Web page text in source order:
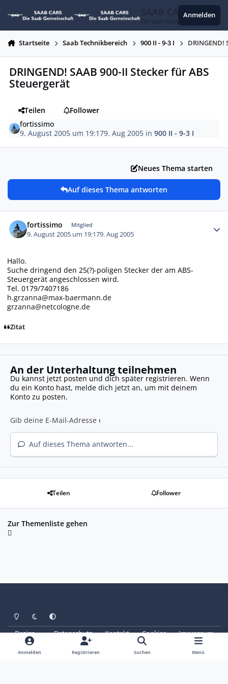
SAAB CARS
Die Saab Gemeinschaft
Anmelden
Startseite Saab Technikbereich 900 II - 9-3 I DRINGEND!
DRINGEND! SAAB 900-II Stecker für ABS
Steuergerät
Teilen
Follower
fortissimo
9. August 2005 um 19:179. Aug 2005 in900 II - 9-3 I
Neues Thema starten
Auf dieses Thema antworten
fortissimo Mitglied
9. August 2005 um 19:179. Aug 2005
Hallo.
Suche dringend den 25(?)-poligen Stecker der am ABS-
Steuergerät angeschlossen wird.
Tel. 0179/7407186
h.grzanna@max-baermann.de
grzanna@netcologne.de
Zitat
An der Unterhaltung teilnehmen
Du kannst jetzt posten und dich später registrieren. Wenn
du ein Konto hast, melde dich jetzt an, um mit deinem
Konto zu posten.
Auf dieses Thema antworten...
Teilen Follower
Zur Themenliste gehen
Heller ModusDunkler Modus
Systemeinstellung
Design Datenschutz Kontakt Cookies
Impressum
© Copyright 2025 - SAABoteure e. V.
Powered by Invision Community
Anmelden Registrieren Suchen Menü